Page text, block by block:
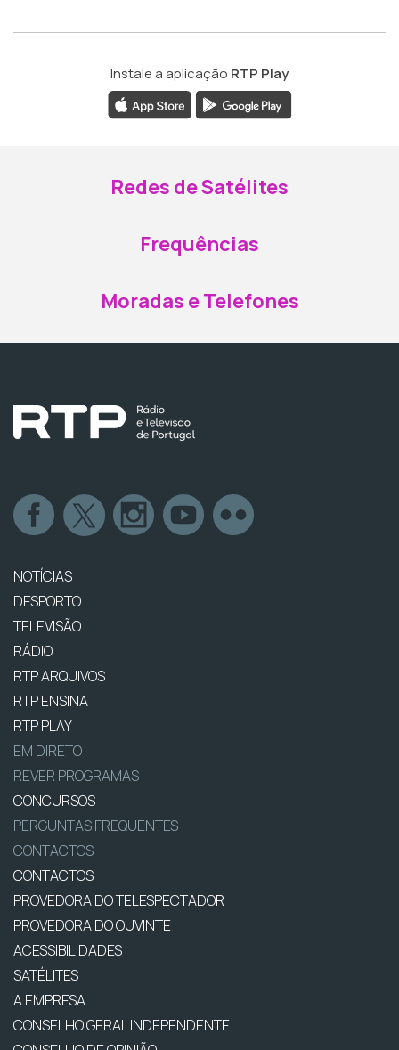
Instale a aplicação RTP Play
Redes de Satélites
Frequências
Moradas e Telefones
NOTÍCIAS
DESPORTO
TELEVISÃO
RÁDIO
RTP ARQUIVOS
RTP ENSINA
RTP PLAY
EM DIRETO
REVER PROGRAMAS
CONCURSOS
PERGUNTAS FREQUENTES
CONTACTOS
CONTACTOS
PROVEDORA DO TELESPECTADOR
PROVEDORA DO OUVINTE
ACESSIBILIDADES
SATÉLITES
A EMPRESA
CONSELHO GERAL INDEPENDENTE